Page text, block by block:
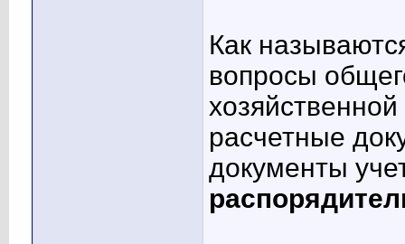
Как
вопросы
расчетные
документы